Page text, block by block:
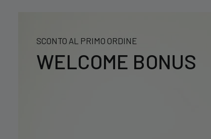
SCONTO AL PRIMO ORDINE
WELCOME BONUS